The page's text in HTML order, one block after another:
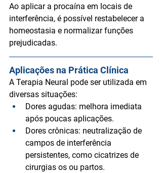
Ao aplicar a procaína em locais de
interferência, é possível restabelecer a
homeostasia e normalizar funções
prejudicadas.
Aplicações na Prática Clínica
A Terapia Neural pode ser utilizada em
diversas situações:
Dores agudas: melhora imediata
após poucas aplicações.
Dores crônicas: neutralização de
campos de interferência
persistentes, como cicatrizes de
cirurgias os ou partos.